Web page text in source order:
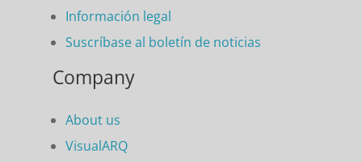
Información legal
Suscríbase al boletín de noticias
Company
About us
VisualARQ